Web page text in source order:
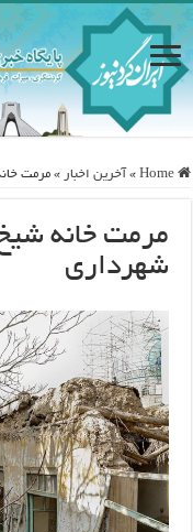
Home
» آخرین اخبار » مرمت
مرمت خانه
شهرداری